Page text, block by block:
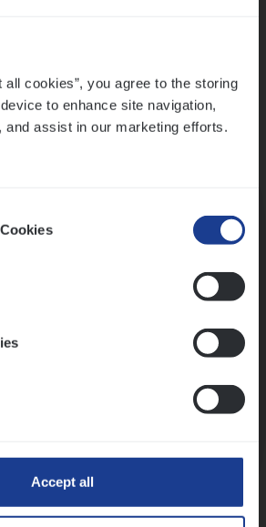
all cookies”, you agree to the storing
to enhance site navigation,
and assist in our marketing efforts.
Accept all